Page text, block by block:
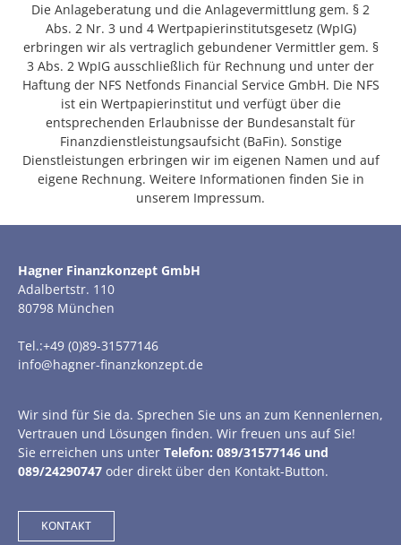
Die Anlageberatung und die Anlagevermittlung gem. § 2
Abs. 2 Nr. 3 und 4 Wertpapierinstitutsgesetz (WpIG)
erbringen wir als vertraglich gebundener Vermittler gem. §
3 Abs. 2 WpIG ausschließlich für Rechnung und unter der
Haftung der NFS Netfonds Financial Service GmbH. Die NFS
ist ein Wertpapierinstitut und verfügt über die
entsprechenden Erlaubnisse der Bundesanstalt für
Finanzdienstleistungsaufsicht (BaFin). Sonstige
Dienstleistungen erbringen wir im eigenen Namen und auf
eigene Rechnung. Weitere Informationen finden Sie in
unserem Impressum.
Hagner Finanzkonzept GmbH
Adalbertstr. 110
80798 München
Tel.:+49 (0)89-31577146
info@hagner-finanzkonzept.de
Wir sind für Sie da. Sprechen Sie uns an zum Kennenlernen,
Vertrauen und Lösungen finden. Wir freuen uns auf Sie!
Sie erreichen uns unter Telefon: 089/31577146 und
089/24290747 oder direkt über den Kontakt-Button.
KONTAKT